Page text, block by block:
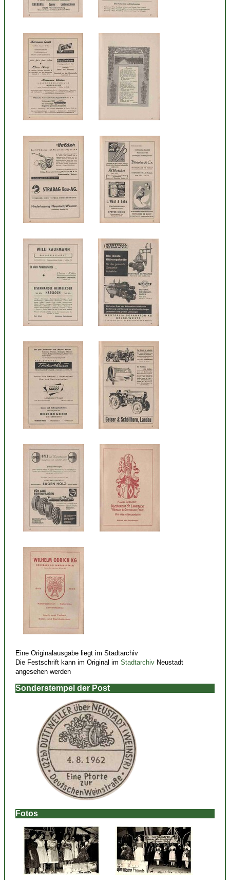
Eine Originalausgabe liegt im Stadtarchiv
Die Festschrift kann im Original im Stadtarchiv Neustadt
angesehen werden
Sonderstempel der Post
Fotos